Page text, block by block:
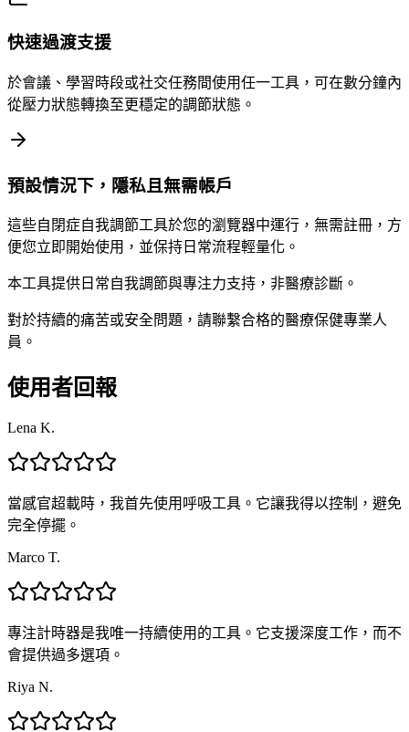
快速過渡支援
於會議、學習時段或社交任務間使用任一工具，可在數分鐘內
從壓力狀態轉換至更穩定的調節狀態。
預設情況下，隱私且無需帳戶
這些自閉症自我調節工具於您的瀏覽器中運行，無需註冊，方
便您立即開始使用，並保持日常流程輕量化。
本工具提供日常自我調節與專注力支持，非醫療診斷。
對於持續的痛苦或安全問題，請聯繫合格的醫療保健專業人
員。
使用者回報
Lena K.
當感官超載時，我首先使用呼吸工具。它讓我得以控制，避免
完全停擺。
Marco T.
專注計時器是我唯一持續使用的工具。它支援深度工作，而不
會提供過多選項。
Riya N.